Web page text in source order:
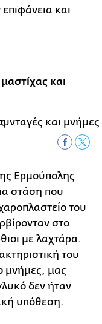
και
και
Ερμούπολης
στάση που
του
στο
με λαχτάρα.
του
μνήμες, μας
δεν ήταν
υπόθεση.